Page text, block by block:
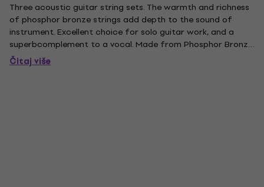
Three acoustic guitar string sets. The warmth and richness
of phosphor bronze strings add depth to the sound of
instrument. Excellent choice for solo guitar work, and a
superbcomplement to a vocal. Made from Phosphor Bronze.
Gauges: 12-16-24-32-42-53 Light.
Čitaj više